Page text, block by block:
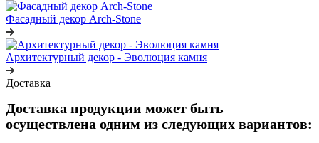
Фасадный декор Arch-Stone
Архитектурный декор - Эволюция камня
Доставка
Доставка продукции может быть
осуществлена одним из следующих вариантов: